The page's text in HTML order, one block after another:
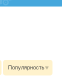
Популярность